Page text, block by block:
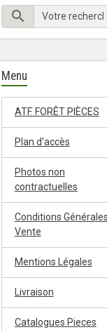
Menu
ATF. FORÊT PIÈCES
Plan d'accès
Photos non
contractuelles
Conditions
Vente
Mentions Légales
Livraison
Catalogues Pieces